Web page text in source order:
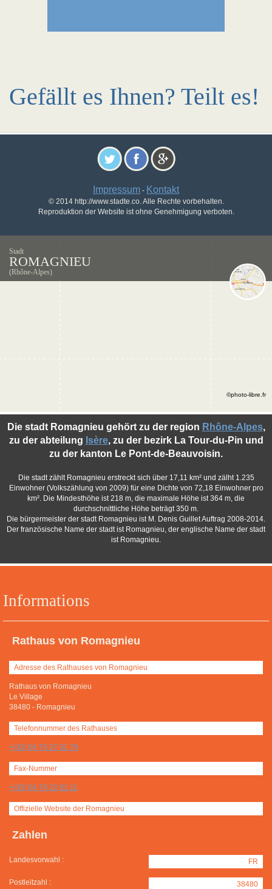
Gefällt es Ihnen? Teilt es!
Impressum - Kontakt
© 2014 http://www.stadte.co. Alle Rechte vorbehalten.
Reproduktion der Website ist ohne Genehmigung verboten.
Stadt
ROMAGNIEU
(Rhône-Alpes)
Informations
Rathaus von Romagnieu
Adresse des Rathauses von Romagnieu
Rathaus von Romagnieu
Le Village
38480 - Romagnieu
Telefonnummer des Rathauses
+(33) 04 76 37 01 78
Fax-Nummer
+(33) 04 76 32 81 11
Offizielle Website der Romagnieu
Zahlen
Landesvorwahl : FR
Postleitzahl : 38480
Die stadt Romagnieu gehört zu der region Rhône-Alpes,
zu der abteilung Isère, zu der bezirk La Tour-du-Pin und
zu der kanton Le Pont-de-Beauvoisin.
Die stadt zählt Romagnieu erstreckt sich über 17,11 km² und zälht 1.235
Einwohner (Volkszählung von 2009) für eine Dichte von 72,18 Einwohner pro
km². Die Mindesthöhe ist 218 m, die maximale Höhe ist 364 m, die
durchschnittliche Höhe beträgt 350 m.
Die bürgermeister der stadt Romagnieu ist M. Denis Guillet Auftrag 2008-2014.
Der französische Name der stadt ist Romagnieu, der englische Name der stadt
ist Romagnieu.
©photo-libre.fr